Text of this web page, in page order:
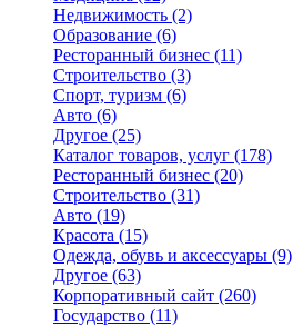
Недвижимость (2)
Образование (6)
Ресторанный бизнес (11)
Строительство (3)
Спорт, туризм (6)
Авто (6)
Другое (25)
Каталог товаров, услуг (178)
Ресторанный бизнес (20)
Строительство (31)
Авто (19)
Красота (15)
Одежда, обувь и аксессуары (9)
Другое (63)
Корпоративный сайт (260)
Государство (11)